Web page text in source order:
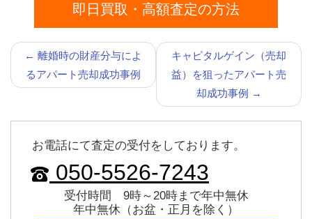
即日買取・高額査定の方法
← 離婚時の財産分与によ
るアパート売却成功事例
キャピタルゲイン（売却
益）を狙ったアパート売
却成功事例 →
お電話にて査定の受付をしております。
050-5526-7243
受付時間 9時～20時まで年中無休
年中無休（お盆・正月を除く）